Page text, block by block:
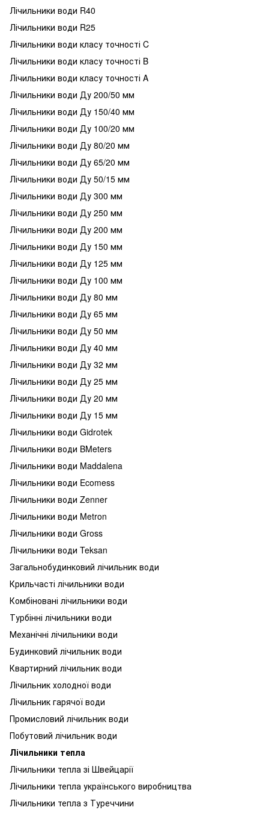
Лічильники води R40
Лічильники води R25
Лічильники води класу точності C
Лічильники води класу точності B
Лічильники води класу точності A
Лічильники води Ду 200/50 мм
Лічильники води Ду 150/40 мм
Лічильники води Ду 100/20 мм
Лічильники води Ду 80/20 мм
Лічильники води Ду 65/20 мм
Лічильники води Ду 50/15 мм
Лічильники води Ду 300 мм
Лічильники води Ду 250 мм
Лічильники води Ду 200 мм
Лічильники води Ду 150 мм
Лічильники води Ду 125 мм
Лічильники води Ду 100 мм
Лічильники води Ду 80 мм
Лічильники води Ду 65 мм
Лічильники води Ду 50 мм
Лічильники води Ду 40 мм
Лічильники води Ду 32 мм
Лічильники води Ду 25 мм
Лічильники води Ду 20 мм
Лічильники води Ду 15 мм
Лічильники води Gidrotek
Лічильники води BMeters
Лічильники води Maddalena
Лічильники води Ecomess
Лічильники води Zenner
Лічильники води Metron
Лічильники води Gross
Лічильники води Teksan
Загальнобудинковий лічильник води
Крильчасті лічильники води
Комбіновані лічильники води
Турбінні лічильники води
Механічні лічильники води
Будинковий лічильник води
Квартирний лічильник води
Лічильник холодної води
Лічильник гарячої води
Промисловий лічильник води
Побутовий лічильник води
Лічильники тепла
Лічильники тепла зі Швейцарії
Лічильники тепла українського виробництва
Лічильники тепла з Туреччини